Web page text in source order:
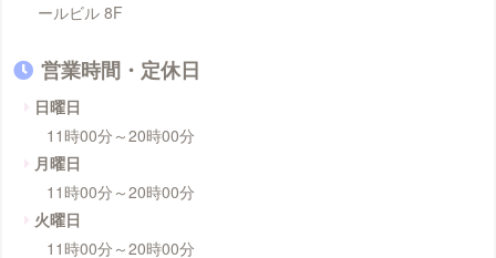
ールビル 8F
営業時間・定休日
日曜日
11時00分～20時00分
月曜日
11時00分～20時00分
火曜日
11時00分～20時00分